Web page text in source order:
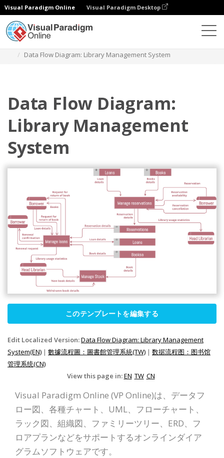
Visual Paradigm Online Visual Paradigm Desktop
Data Flow Diagram: Library Management System
Data Flow Diagram:
Library Management
System
このテンプレートを編集する
Edit Localized Version:Data Flow Diagram: Library Management
System(EN) | 數據流程圖：圖書館管理系統(TW) | 数据流程图：图书馆
管理系统(CN)
View this page in:EN TW CN
Visual Paradigm Online (VP Online)は、データフ
ロー図、各種チャート、UML、フローチャート、
ラック図、組織図、ファミリーツリー、ERD、フ
ロアプランなどをサポートするオンラインダイア
グラムソフトウェアです。